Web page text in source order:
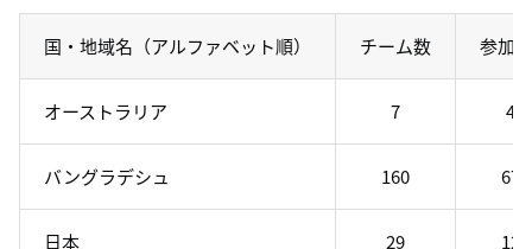
国・地域名（アルファベット順） チーム数 参加
オーストラリア 7 43
バングラデシュ 160 677
日本 29 123